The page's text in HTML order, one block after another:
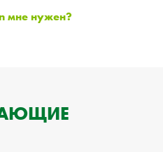
мне нужен?